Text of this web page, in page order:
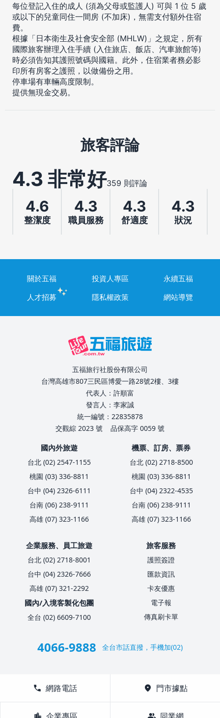
每位登記入住的成人 (須為父母或監護人) 可與 1 位 5 歲
或以下的兒童同住一間房 (不加床)，無需支付額外住宿
費。
根據「日本衛生及社會安全部 (MHLW)」之規定，所有
國際旅客辦理入住手續 (入住旅店、飯店、汽車旅館等)
時必須告知其護照號碼與國籍。此外，住宿業者務必影
印所有房客之護照，以做備份之用。
停車場有車輛高度限制。
提供無現金交易。
旅客評論
4.3 非常好359 則評論
4.6
整潔度
4.3
職員服務
4.3
舒適度
4.3
狀況
關於五福 投資人專區
永續五福
人才招募
隱私權政策 網站導覽
五福旅行社股份有限公司
台灣高雄市807三民區博愛一路28號2樓、3樓
代表人：許順富
發言人：李家誠
統一編號：22835878
交觀綜 2023 號
品保高字 0059 號
國內外旅遊
台北 (02) 2547-1155
桃園 (03) 336-8811
台中 (04) 2326-6111
台南 (06) 238-9111
高雄 (07) 323-1166
機票、訂房、票券
台北 (02) 2718-8500
桃園 (03) 336-8811
台中 (04) 2322-4535
台南 (06) 238-9111
高雄 (07) 323-1166
企業服務、員工旅遊
台北 (02) 2718-8001
台中 (04) 2326-7666
高雄 (07) 321-2292
國內/入境客製化包團
全台 (02) 6609-7100
旅客服務
護照簽證
匯款資訊
卡友優惠
電子報
傳真刷卡單
4066-9888 全台市話直撥，手機加(02)
call 網路電話 location_on 門市據點